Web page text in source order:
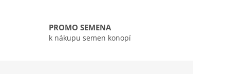
PROMO SEMENA
k nákupu semen konopí